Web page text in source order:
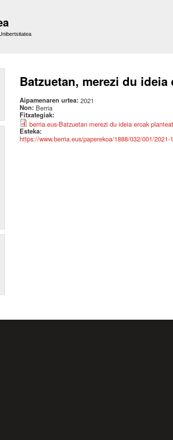
Batzuetan, merezi du ideia
Aipamenaren urtea: 2021
Non: Berria
Fitxategiak:
berria.eus-Batzuetan merezi du ideia eroak
Esteka:
https://www.berria.eus/paperekoa/1888/032/001/